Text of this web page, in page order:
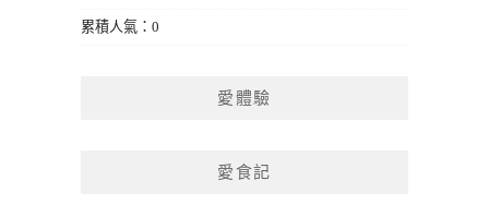
累積人氣：0
愛體驗
愛食記